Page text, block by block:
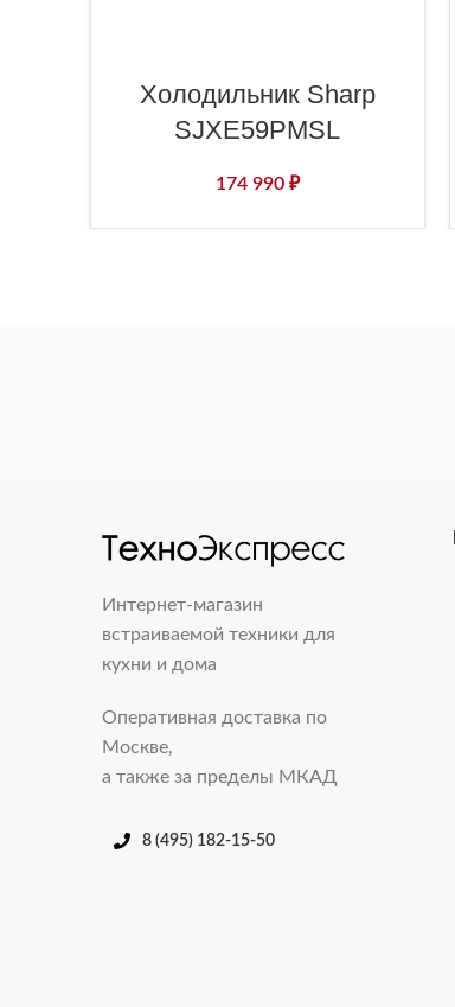
Холодильник Sharp
SJXE59PMSL
174 990 ₽
Интернет-магазин
встраиваемой техники для
кухни и дома
Оперативная доставка по
Москве,
а также за пределы МКАД
8 (495) 182-15-50